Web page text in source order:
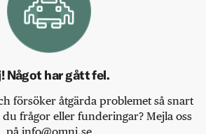
Något har gått fel.
försöker åtgärda problemet så snart
frågor eller funderingar? Mejla oss